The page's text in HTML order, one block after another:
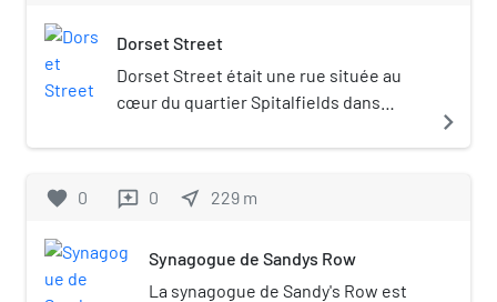
Dorset Street
Dorset Street était une rue située au
cœur du quartier Spitalfields dans
navigate_next
favorite 0 reviews 0 near_me 229 m
Synagogue de Sandys Row
La synagogue de Sandy's Row est